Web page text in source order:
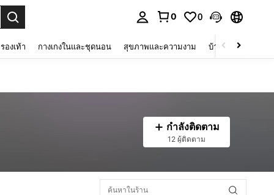
0 0
รองเท้า กางเกงในและชุดนอน สุขภาพและความงาม บ้านและที่อยู่อาศัย
กำลังติดตาม
12 ผู้ติดตาม